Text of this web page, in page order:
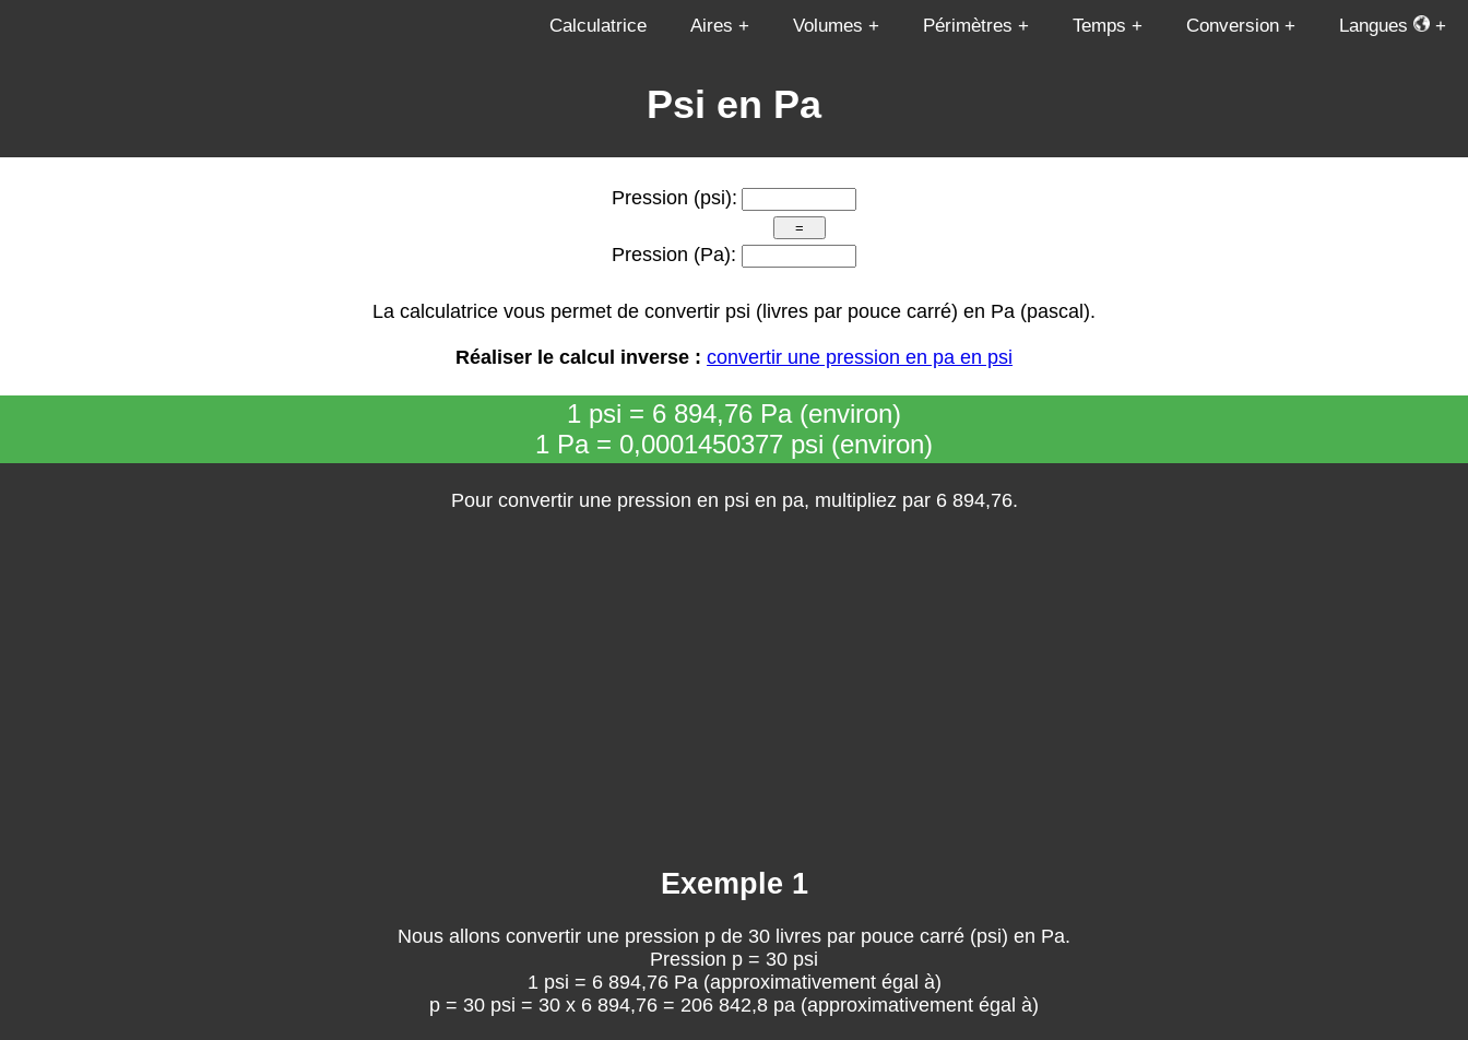
Calculatrice Aires Volumes Périmètres Temps Conversion Langues
Psi en Pa
Pression (psi):
Pression (Pa):
La calculatrice vous permet de convertir psi (livres par pouce carré) en Pa (pascal).
Réaliser le calcul inverse : convertir une pression en pa en psi
1 psi = 6 894,76 Pa (environ)
1 Pa = 0,0001450377 psi (environ)
Pour convertir une pression en psi en pa, multipliez par 6 894,76.
Exemple 1
Nous allons convertir une pression p de 30 livres par pouce carré (psi) en Pa.
Pression p = 30 psi
1 psi = 6 894,76 Pa (approximativement égal à)
p = 30 psi = 30 x 6 894,76 = 206 842,8 pa (approximativement égal à)